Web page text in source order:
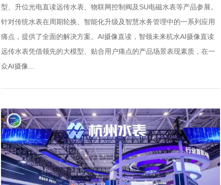
型、升位光电直读远传水表、物联网控制阀及SU电磁水表等产品参展。
针对传统水表在周期轮换、智能化升级及智慧水务管理中的一系列应用
痛点，提供了全面的解决方案。AI摄像直读，智领未来杭水AI摄像直读
远传水表凭借领先的大模型、贴合用户痛点的产品场景表现素质，在一
众AI摄像...